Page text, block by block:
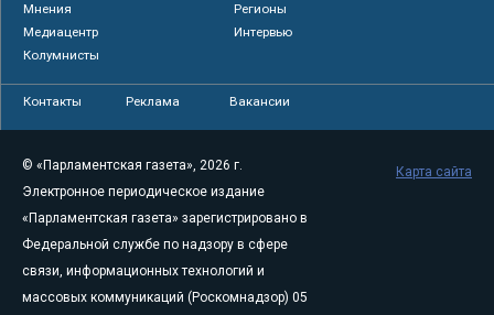
Мнения
Регионы
Медиацентр
Интервью
Колумнисты
Контакты Реклама Вакансии
© «Парламентская газета», 2026 г.
Электронное периодическое издание
«Парламентская газета» зарегистрировано в
Федеральной службе по надзору в сфере
связи, информационных технологий и
массовых коммуникаций (Роскомнадзор) 05
Карта сайта